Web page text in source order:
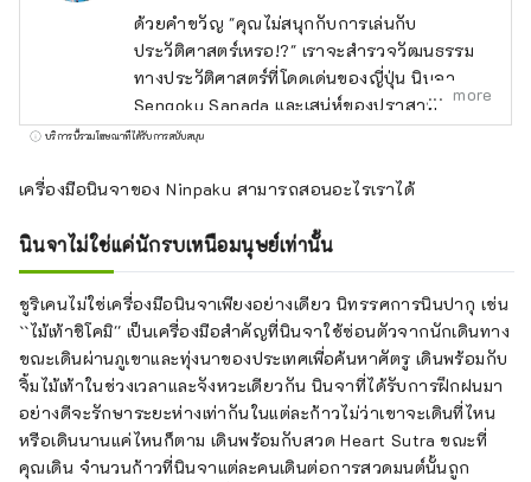
ด้วยคำขวัญ "คุณไม่สนุกกับการเล่นกับ
ประวัติศาสตร์เหรอ!?" เราจะสำรวจวัฒนธรรม
ทางประวัติศาสตร์ที่โดดเด่นของญี่ปุ่น นินจา
Sengoku Sanada และเสน่ห์ของปราสาท
Iwabitsu ที่ซ่อนอยู่ใน Higashiazuma-cho
การท่องเที่ยวอย่างแท้จริง เมื่อพูดถึงนินจา เรา
Sarutobi Sasuke และ Kirigakure Saizo เรื่อง
"Sanada Ten Braves" ฮิกาชิ-อาซูมะ-โจเป็น
บ้านของ "นินจาอาซูมะ ซานาดะ" ซึ่งเป็นต้นแบบ
ของเรื่องนี้ มีสถานที่ทางประวัติศาสตร์และนิทาน
พื้นบ้านที่ทิ้งรอยเท้าและกิจกรรมต่างๆ ไว้เบื้อง
หลัง และยังมีลูกหลานที่สามารถเล่าเรื่องราวให้
คุณฟังได้ นินจามีความเกี่ยวข้องกับความ
สามารถทางกายภาพและศิลปะการต่อสู้เหนือ
มนุษย์ แต่ในฮิกาชิอาซูมะโจ มีภาพลักษณ์ที่แท้
more
บริการนี้รวมโฆษณาที่ได้รับการสนับสนุน
เครื่องมือนินจาของ Ninpaku สามารถสอนอะไรเราได้
นินจาไม่ใช่แค่นักรบเหนือมนุษย์เท่านั้น
ชูริเคนไม่ใช่เครื่องมือนินจาเพียงอย่างเดียว นิทรรศการนินปากุ เช่น
``ไม้เท้าชิโคมิ'' เป็นเครื่องมือสำคัญที่นินจาใช้ซ่อนตัวจากนักเดินทาง
ขณะเดินผ่านภูเขาและทุ่งนาของประเทศเพื่อค้นหาศัตรู เดินพร้อมกับ
จิ้มไม้เท้าในช่วงเวลาและจังหวะเดียวกัน นินจาที่ได้รับการฝึกฝนมา
อย่างดีจะรักษาระยะห่างเท่ากันในแต่ละก้าวไม่ว่าเขาจะเดินที่ไหน
หรือเดินนานแค่ไหนก็ตาม เดินพร้อมกับสวด Heart Sutra ขณะที่
คุณเดิน จำนวนก้าวที่นินจาแต่ละคนเดินต่อการสวดมนต์นั้นถูก